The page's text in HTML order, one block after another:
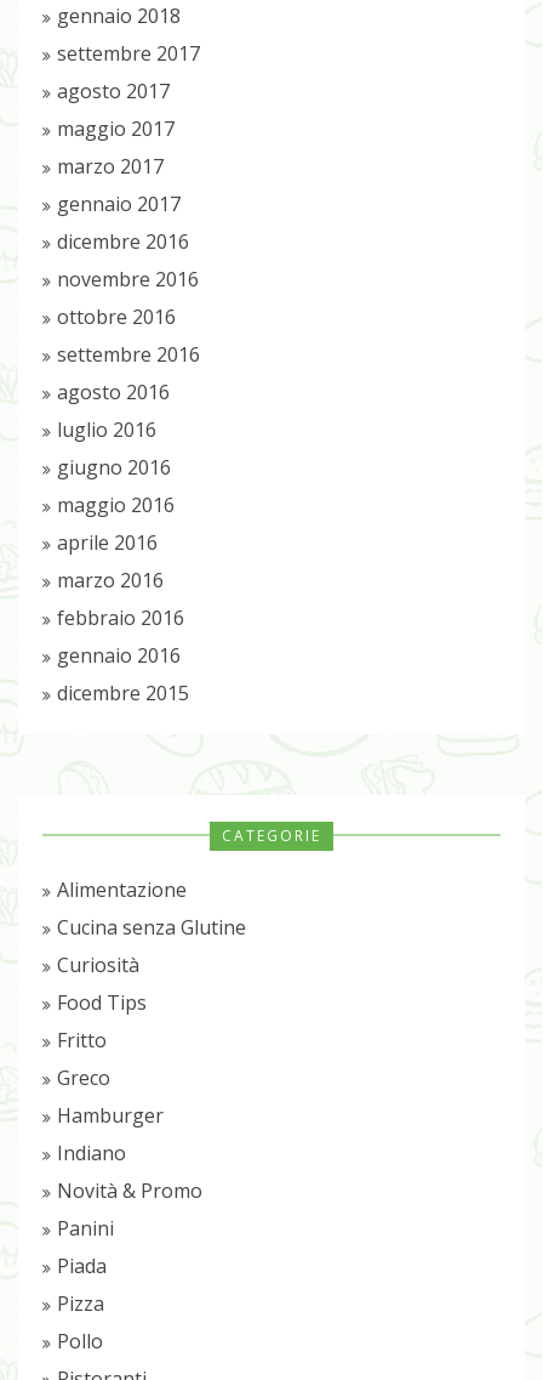
gennaio 2018
settembre 2017
agosto 2017
maggio 2017
marzo 2017
gennaio 2017
dicembre 2016
novembre 2016
ottobre 2016
settembre 2016
agosto 2016
luglio 2016
giugno 2016
maggio 2016
aprile 2016
marzo 2016
febbraio 2016
gennaio 2016
dicembre 2015
CATEGORIE
Alimentazione
Cucina senza Glutine
Curiosità
Food Tips
Fritto
Greco
Hamburger
Indiano
Novità & Promo
Panini
Piada
Pizza
Pollo